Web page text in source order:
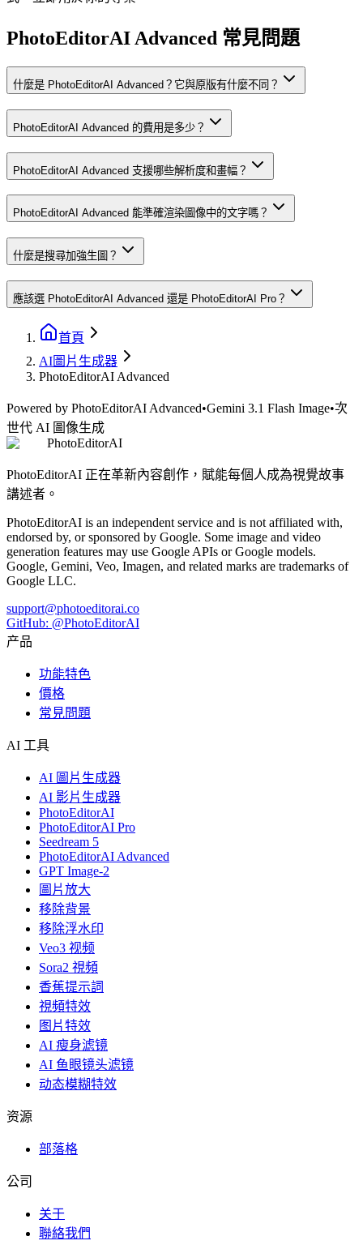
PhotoEditorAI Advanced 常見問題
什麼是 PhotoEditorAI Advanced？它與原版有什麼不同？
PhotoEditorAI Advanced 的費用是多少？
PhotoEditorAI Advanced 支援哪些解析度和畫幅？
PhotoEditorAI Advanced 能準確渲染圖像中的文字嗎？
什麼是搜尋加強生圖？
應該選 PhotoEditorAI Advanced 還是 PhotoEditorAI Pro？
首頁
AI圖片生成器
PhotoEditorAI Advanced
Powered by PhotoEditorAI Advanced•Gemini 3.1 Flash Image•次
世代 AI 圖像生成
PhotoEditorAI
PhotoEditorAI 正在革新內容創作，賦能每個人成為視覺故事
講述者。
PhotoEditorAI is an independent service and is not affiliated with,
endorsed by, or sponsored by Google. Some image and video
generation features may use Google APIs or Google models.
Google, Gemini, Veo, Imagen, and related marks are trademarks of
Google LLC.
support@photoeditorai.co
GitHub: @PhotoEditorAI
产品
功能特色
價格
常見問題
AI 工具
AI 圖片生成器
AI 影片生成器
PhotoEditorAI
PhotoEditorAI Pro
Seedream 5
PhotoEditorAI Advanced
GPT Image-2
圖片放大
移除背景
移除浮水印
Veo3 视频
Sora2 視頻
香蕉提示詞
視頻特效
图片特效
AI 瘦身滤镜
AI 鱼眼镜头滤镜
动态模糊特效
资源
部落格
公司
关于
聯絡我們